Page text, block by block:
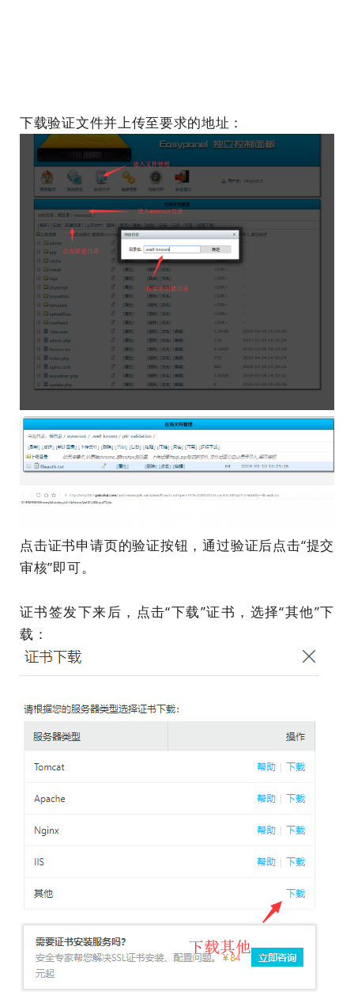
下载验证文件并上传至要求的地址：
点击证书申请页的验证按钮，通过验证后点击“提交
审核”即可。
证书签发下来后，点击“下载”证书，选择“其他”下
载：